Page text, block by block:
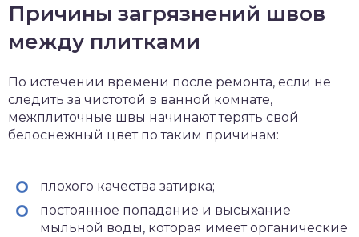
Причины загрязнений швов
между плитками
По истечении времени после ремонта, если не
следить за чистотой в ванной комнате,
межплиточные швы начинают терять свой
белоснежный цвет по таким причинам:
плохого качества затирка;
постоянное попадание и высыхание
мыльной воды, которая имеет органические